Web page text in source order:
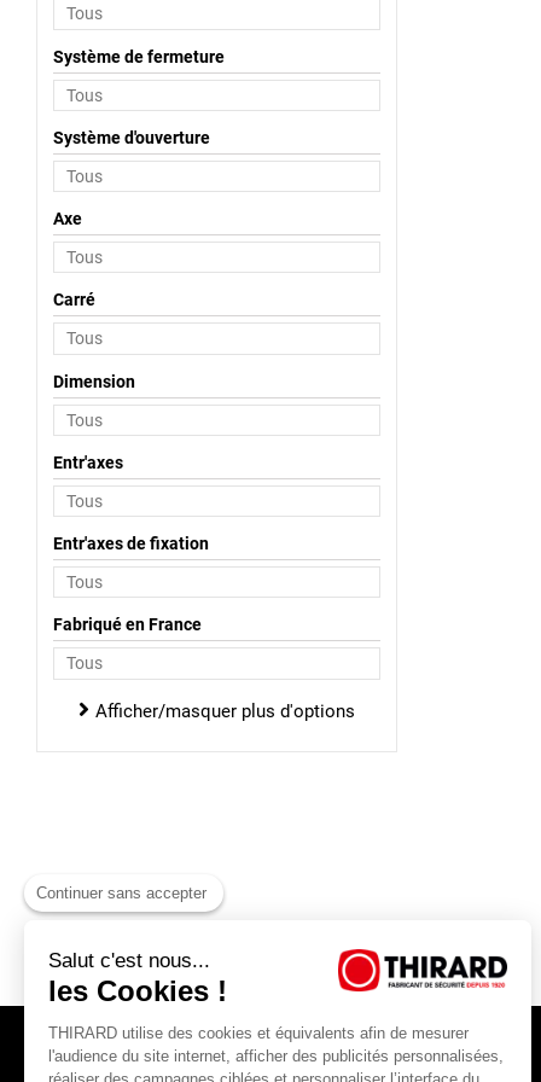
Système de fermeture
Système d'ouverture
Axe
Carré
Dimension
Entr'axes
Entr'axes de fixation
Fabriqué en France
Afficher/masquer plus d'options
Continuer sans accepter
Salut c'est nous...
les Cookies !
THIRARD utilise des cookies et équivalents afin de mesurer
l'audience du site internet, afficher des publicités personnalisées,